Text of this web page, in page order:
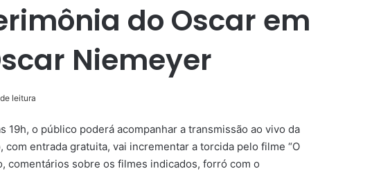
do Oscar em
Niemeyer
leitura
o público poderá acompanhar a transmissão ao vivo da
entrada gratuita, vai incrementar a torcida pelo filme “O
comentários sobre os filmes indicados, forró com o